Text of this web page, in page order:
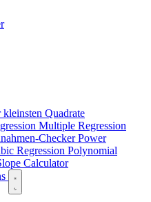
Quadrate
Multiple Regression
CheckerPower
Regression Polynomial
Calculator